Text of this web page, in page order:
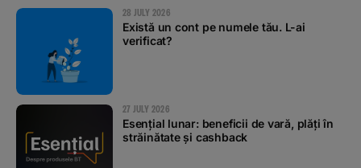
28 JULY 2026
Există un cont pe numele tău. L-ai
verificat?
27 JULY 2026
Esențial lunar: beneficii de vară, plăți în
străinătate și cashback